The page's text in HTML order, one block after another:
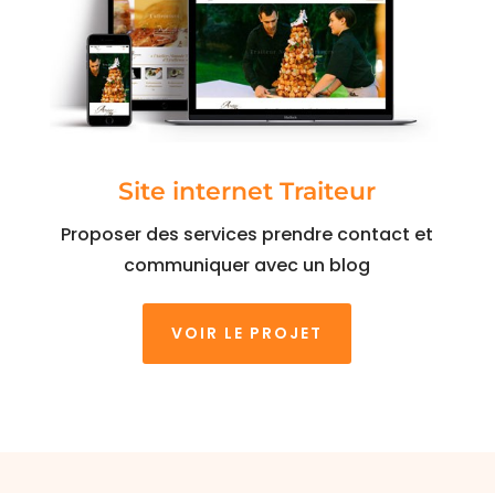
Site internet Traiteur
Proposer des services prendre contact et
communiquer avec un blog
VOIR LE PROJET